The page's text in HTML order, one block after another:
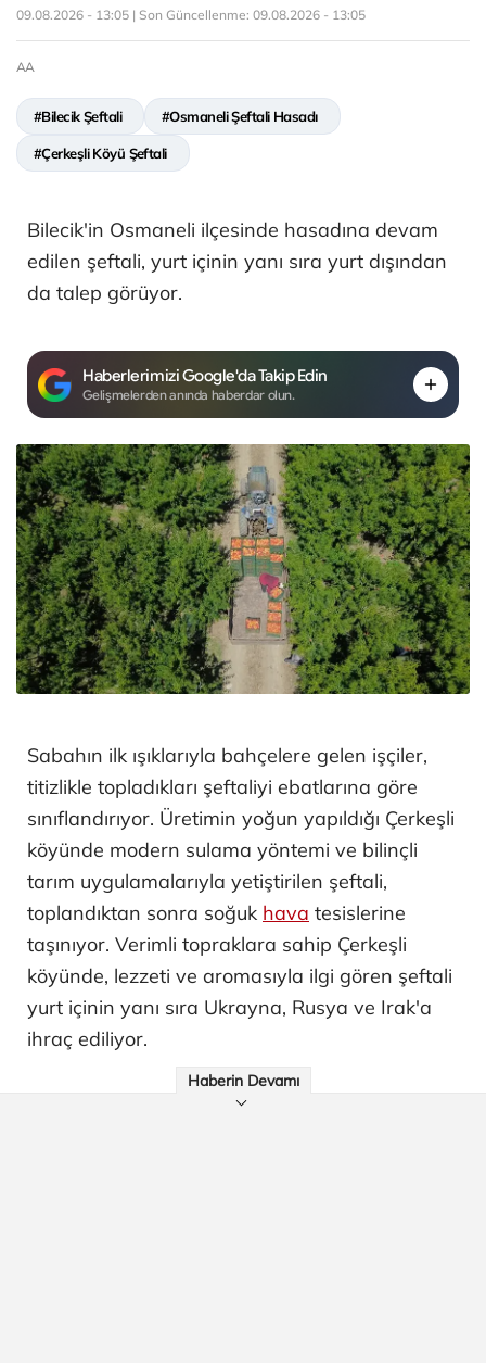
09.08.2026 - 13:05 | Son Güncellenme: 09.08.2026 - 13:05
AA
#Bilecik Şeftali #Osmaneli Şeftali Hasadı
#Çerkeşli Köyü Şeftali
Bilecik'in Osmaneli ilçesinde hasadına devam
edilen şeftali, yurt içinin yanı sıra yurt dışından
da talep görüyor.
Haberlerimizi Google'da Takip Edin
Gelişmelerden anında haberdar olun.
Sabahın ilk ışıklarıyla bahçelere gelen işçiler,
titizlikle topladıkları şeftaliyi ebatlarına göre
sınıflandırıyor. Üretimin yoğun yapıldığı Çerkeşli
köyünde modern sulama yöntemi ve bilinçli
tarım uygulamalarıyla yetiştirilen şeftali,
toplandıktan sonra soğuk hava tesislerine
taşınıyor. Verimli topraklara sahip Çerkeşli
köyünde, lezzeti ve aromasıyla ilgi gören şeftali
yurt içinin yanı sıra Ukrayna, Rusya ve Irak'a
ihraç ediliyor.
Haberin Devamı